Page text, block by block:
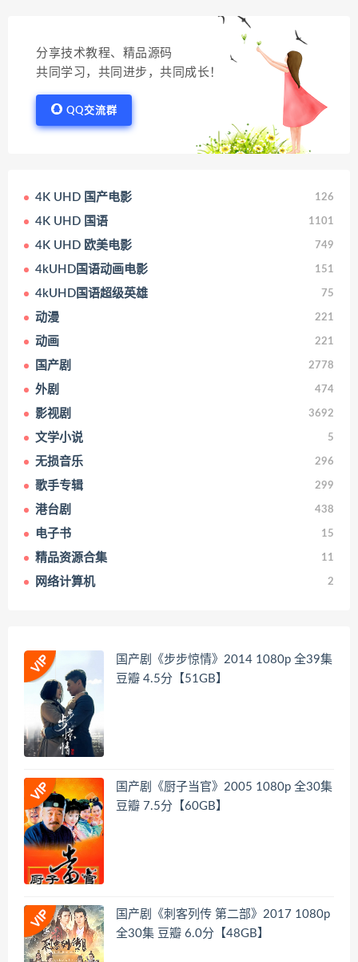
分享技术教程、精品源码
共同学习，共同进步，共同成长！
QQ交流群
4K UHD 国产电影 126
4K UHD 国语 1101
4K UHD 欧美电影 749
4kUHD国语动画电影 151
4kUHD国语超级英雄 75
动漫 221
动画 221
国产剧 2778
外剧 474
影视剧 3692
文学小说 5
无损音乐 296
歌手专辑 299
港台剧 438
电子书 15
精品资源合集 11
网络计算机 2
国产剧《步步惊情》2014 1080p 全39集
豆瓣 4.5分【51GB】
国产剧《厨子当官》2005 1080p 全30集
豆瓣 7.5分【60GB】
国产剧《刺客列传 第二部》2017 1080p
全30集 豆瓣 6.0分【48GB】